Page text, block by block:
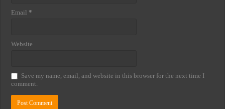
Email *
Website
Save my name, email, and website in this browser for the next time I
comment.